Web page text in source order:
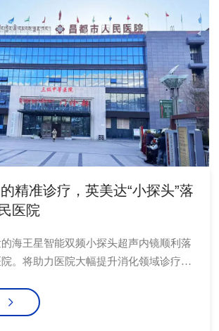
精准诊疗，英美达“小探头”落
医院
海王星智能双频小探头超声内镜顺利落
。将助力医院大幅提升消化领域诊疗水